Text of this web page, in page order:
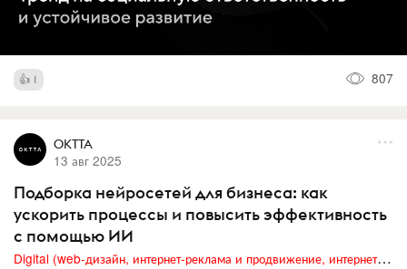
1 807
OKTTA
13 авг 2025
Подборка нейросетей для бизнеса: как
ускорить процессы и повысить эффективность
с помощью ИИ
Digital (web-дизайн, интернет-реклама и продвижение, интернет-сообщества и блоги, интернет-коммуникации, мобильный маркетинг, реклама на цифровых экранах)